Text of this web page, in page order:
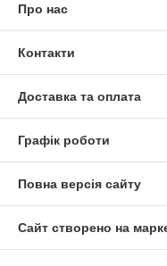
Про нас
Контакти
Доставка та оплата
Графік роботи
Повна версія сайту
Сайт створено на